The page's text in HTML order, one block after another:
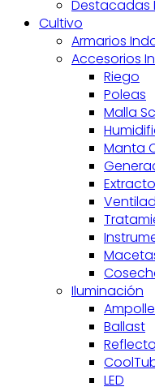
Destacadas
Cultivo
Armarios
Accesorios
Riego
Poleas
Malla
Manta
Iluminación
Ballast
LED